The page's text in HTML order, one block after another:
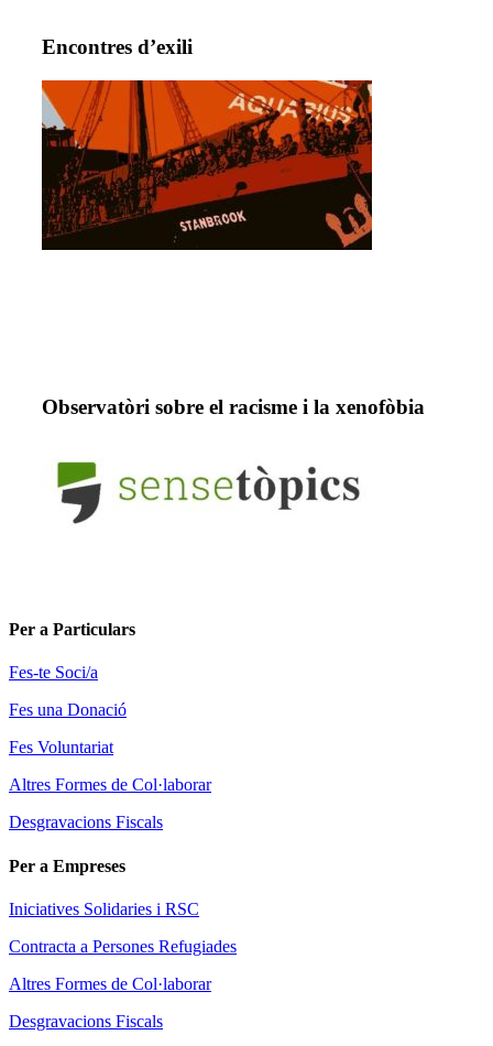
Encontres d’exili
Observatòri sobre el racisme i la xenofòbia
Per a Particulars
Fes-te Soci/a
Fes una Donació
Fes Voluntariat
Altres Formes de Col·laborar
Desgravacions Fiscals
Per a Empreses
Iniciatives Solidaries i RSC
Contracta a Persones Refugiades
Altres Formes de Col·laborar
Desgravacions Fiscals